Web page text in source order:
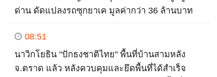
ด่าน ดัดแปลงรถซุกยาเค มูลค่ากว่า 36 ล้านบาท
08:51
นาวิกโยธิน "ปักธงชาติไทย" พื้นที่บ้านสามหลัง
จ.ตราด แล้ว หลังควบคุมและยึดพื้นที่ได้สำเร็จ